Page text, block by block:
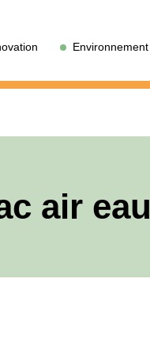
Environnement
air eau